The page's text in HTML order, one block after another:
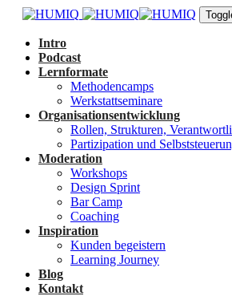
Links
Zur
Navigation
springen
Zum
Intro
Podcast
Lernformate
Methodencamps
Werkstattseminare
Organisationsentwicklung
Rollen, Strukturen,
Partizipation und
Moderation
Workshops
Design Sprint
Bar Camp
Coaching
Inspiration
Kunden begeistern
Learning Journey
Blog
Kontakt